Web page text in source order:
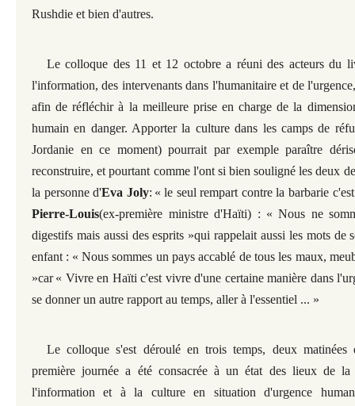
Rushdie et bien d'autres.
Le colloque des 11 et 12 octobre a réuni des acteurs du
l'information, des intervenants dans l'humanitaire et de
afin de réfléchir à la meilleure prise en charge de la
humain en danger. Apporter la culture dans les camps de
Jordanie en ce moment) pourrait par exemple paraître
reconstruire, et pourtant comme l'ont si bien souligné les deux
la personne d'Eva Joly: « le seul rempart contre la barbarie
Pierre-Louis(ex-première ministre d'Haïti) : « Nous ne
digestifs mais aussi des esprits »qui rappelait aussi les mots de
enfant : « Nous sommes un pays accablé de tous les maux,
»car « Vivre en Haïti c'est vivre d'une certaine manière dans
se donner un autre rapport au temps, aller à l'essentiel ... »
Le colloque s'est déroulé en trois temps, deux
première journée a été consacrée à un état des lieux de
l'information et à la culture en situation d'urgence